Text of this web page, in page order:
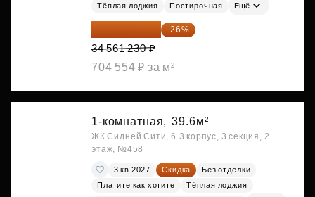
Тёплая лоджия Постирочная Ещё
25 575 310 ₽ -26%
34 561 230 ₽
704 554 ₽ за м²
1-комнатная, 39.6м²
ЖК Сидней Сити, 6.3 корпус, 3 секция, 2
этаж, №458
3 кв 2027 Скидка
Без отделки
Платите как хотите
Тёплая лоджия